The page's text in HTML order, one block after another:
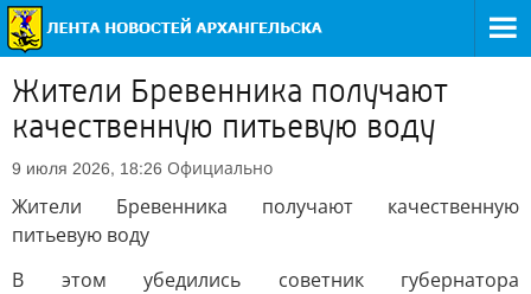
Жители Бревенника получают
качественную питьевую воду
9 июля 2026, 18:26 Официально
Жители Бревенника получают качественную
питьевую воду
В этом убедились советник губернатора